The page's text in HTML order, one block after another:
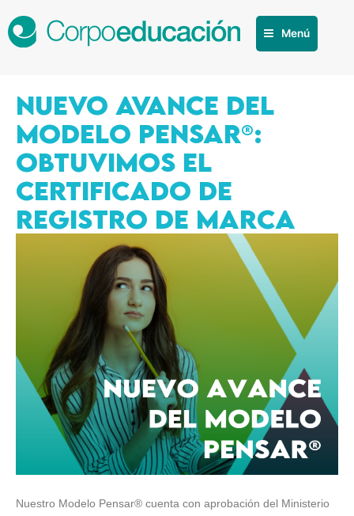
Menú
NUEVO AVANCE DEL
MODELO PENSAR®:
OBTUVIMOS EL
CERTIFICADO DE
REGISTRO DE MARCA
Nuestro Modelo Pensar® cuenta con aprobación del Ministerio